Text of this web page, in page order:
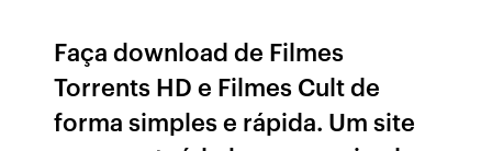
Faça download de Filmes
Torrents HD e Filmes Cult de
forma simples e rápida. Um site